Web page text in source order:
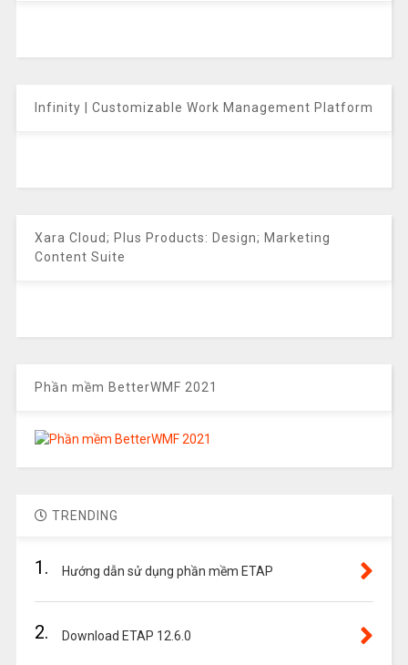
Infinity | Customizable Work Management Platform
Xara Cloud; Plus Products: Design; Marketing
Content Suite
Phần mềm BetterWMF 2021
TRENDING
1. Hướng dẫn sử dụng phần mềm ETAP
2. Download ETAP 12.6.0